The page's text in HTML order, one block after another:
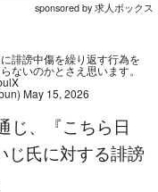
sponsored by 求人ボックス
誹謗中傷を繰り返す行為を
ないのかとさえ思います。
May 15, 2026
じ、『こちら日
じ氏に対する誹謗